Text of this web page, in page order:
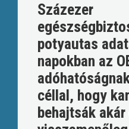
Százezer
potyautas
napokban az
céllal, hogy
behajtsák